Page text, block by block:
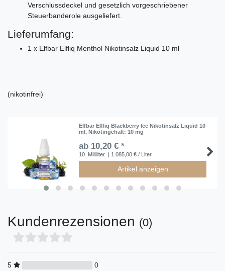
Verschlussdeckel und gesetzlich vorgeschriebener
Steuerbanderole ausgeliefert.
Lieferumfang:
1 x Elfbar Elfliq Menthol Nikotinsalz Liquid 10 ml
(nikotinfrei)
Elfbar Elfliq Blackberry Ice Nikotinsalz Liquid 10
ml, Nikotingehalt: 10 mg
ab 10,20 € *
10 Milliliter | 1.085,00 € / Liter
Artikel anzeigen
Kundenrezensionen (0)
5
0